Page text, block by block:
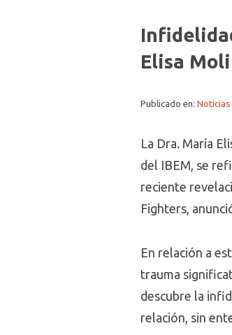
Elisa
Publicado en: Noticias
La Dra. María
del IBEM, se
reciente
Fighters,
En relación a
trauma
descubre la
relación, sin